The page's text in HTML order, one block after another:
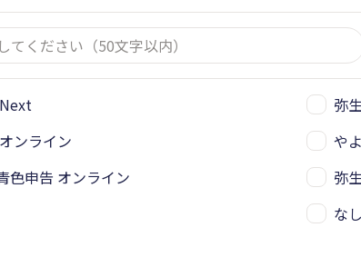
弥
ンライン
や
色申告 オンライン
弥
な